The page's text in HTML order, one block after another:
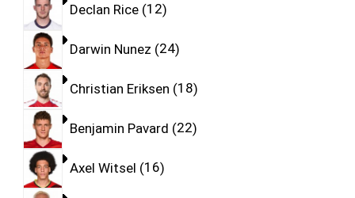
Declan Rice 12
Darwin Nunez 24
Christian Eriksen 18
Benjamin Pavard 22
Axel Witsel 16